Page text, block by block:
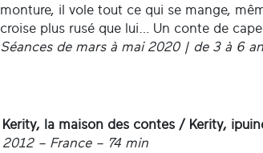
monture, il vole tout ce qui se mange,
croise plus rusé que lui… Un conte de
Séances de mars à mai 2020 | de 3 à 6
Kerity, la maison des contes / Kerity,
2012 – France – 74 min